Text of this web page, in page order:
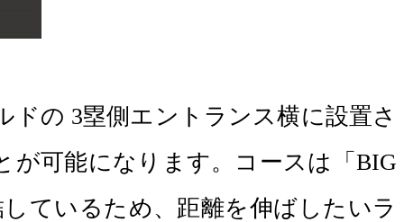
ドの 3塁側エントランス横に設置さ
が可能になります。コースは「BIG
ているため、距離を伸ばしたいラ